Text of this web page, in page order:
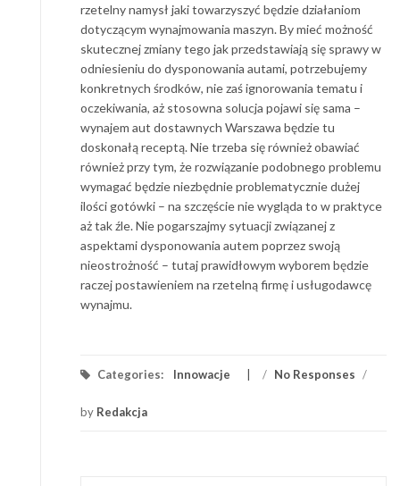
rzetelny namysł jaki towarzyszyć będzie działaniom
dotyczącym wynajmowania maszyn. By mieć możność
skutecznej zmiany tego jak przedstawiają się sprawy w
odniesieniu do dysponowania autami, potrzebujemy
konkretnych środków, nie zaś ignorowania tematu i
oczekiwania, aż stosowna solucja pojawi się sama –
wynajem aut dostawnych Warszawa będzie tu
doskonałą receptą. Nie trzeba się również obawiać
również przy tym, że rozwiązanie podobnego problemu
wymagać będzie niezbędnie problematycznie dużej
ilości gotówki – na szczęście nie wygląda to w praktyce
aż tak źle. Nie pogarszajmy sytuacji związanej z
aspektami dysponowania autem poprzez swoją
nieostrożność – tutaj prawidłowym wyborem będzie
raczej postawieniem na rzetelną firmę i usługodawcę
wynajmu.
Categories: Innowacje / No Responses /
by Redakcja